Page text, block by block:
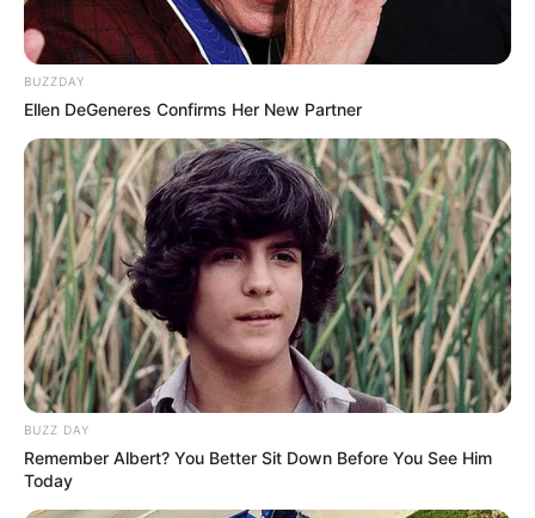
BUZZDAY
Ellen DeGeneres Confirms Her New Partner
BUZZ DAY
Remember Albert? You Better Sit Down Before You See Him
Today